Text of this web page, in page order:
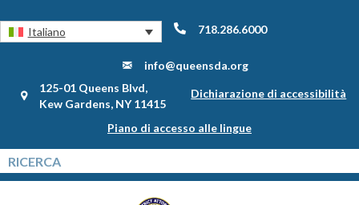
Italiano 718.286.6000
info@queensda.org
125-01 Queens Blvd,
Kew Gardens, NY 11415
Dichiarazione di accessibilità
Piano di accesso alle lingue